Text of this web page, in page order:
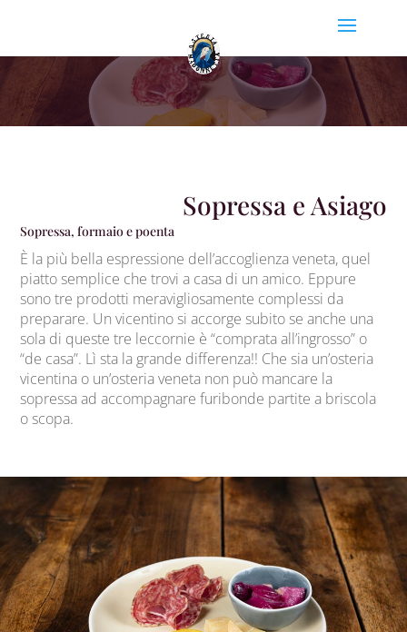
Sopressa e Asiago
Sopressa, formaio e poenta
È la più bella espressione dell’accoglienza veneta, quel
piatto semplice che trovi a casa di un amico. Eppure
sono tre prodotti meravigliosamente complessi da
preparare. Un vicentino si accorge subito se anche una
sola di queste tre leccornie è “comprata all’ingrosso” o
“de casa”. Lì sta la grande differenza!! Che sia un’osteria
vicentina o un’osteria veneta non può mancare la
sopressa ad accompagnare furibonde partite a briscola
o scopa.